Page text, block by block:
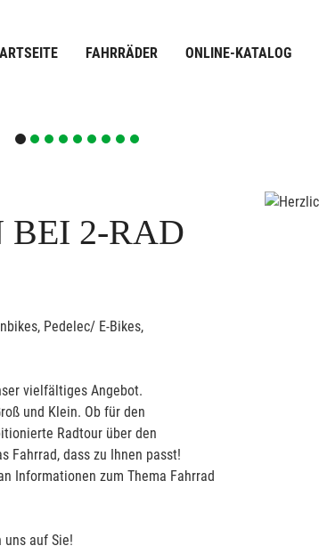
FAHRRÄDER ONLINE-KATALOG
2-RAD
Pedelec/ E-Bikes,
vielfältiges Angebot.
und Klein. Ob für den
Radtour über den
Fahrrad, dass zu Ihnen passt!
Informationen zum Thema Fahrrad
uns auf Sie!